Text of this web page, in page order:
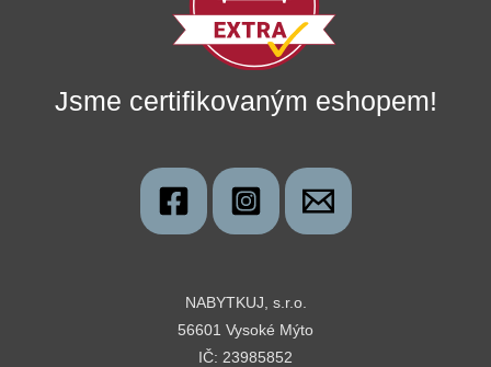
Jsme certifikovaným eshopem!
NABYTKUJ, s.r.o.
56601 Vysoké Mýto
IČ: 23985852